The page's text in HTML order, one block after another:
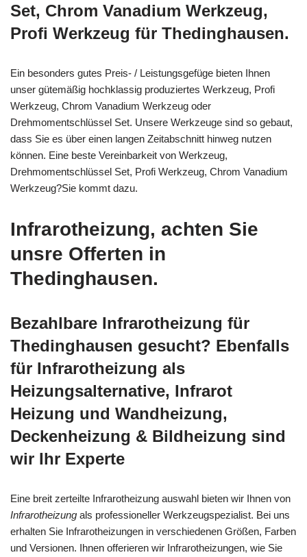
Set, Chrom Vanadium Werkzeug,
Profi Werkzeug für Thedinghausen.
Ein besonders gutes Preis- / Leistungsgefüge bieten Ihnen
unser gütemäßig hochklassig produziertes Werkzeug, Profi
Werkzeug, Chrom Vanadium Werkzeug oder
Drehmomentschlüssel Set. Unsere Werkzeuge sind so gebaut,
dass Sie es über einen langen Zeitabschnitt hinweg nutzen
können. Eine beste Vereinbarkeit von Werkzeug,
Drehmomentschlüssel Set, Profi Werkzeug, Chrom Vanadium
Werkzeug?Sie kommt dazu.
Infrarotheizung, achten Sie
unsre Offerten in
Thedinghausen.
Bezahlbare Infrarotheizung für
Thedinghausen gesucht? Ebenfalls
für Infrarotheizung als
Heizungsalternative, Infrarot
Heizung und Wandheizung,
Deckenheizung & Bildheizung sind
wir Ihr Experte
Eine breit zerteilte Infrarotheizung auswahl bieten wir Ihnen von
Infrarotheizung als professioneller Werkzeugspezialist. Bei uns
erhalten Sie Infrarotheizungen in verschiedenen Größen, Farben
und Versionen. Ihnen offerieren wir Infrarotheizungen, wie Sie